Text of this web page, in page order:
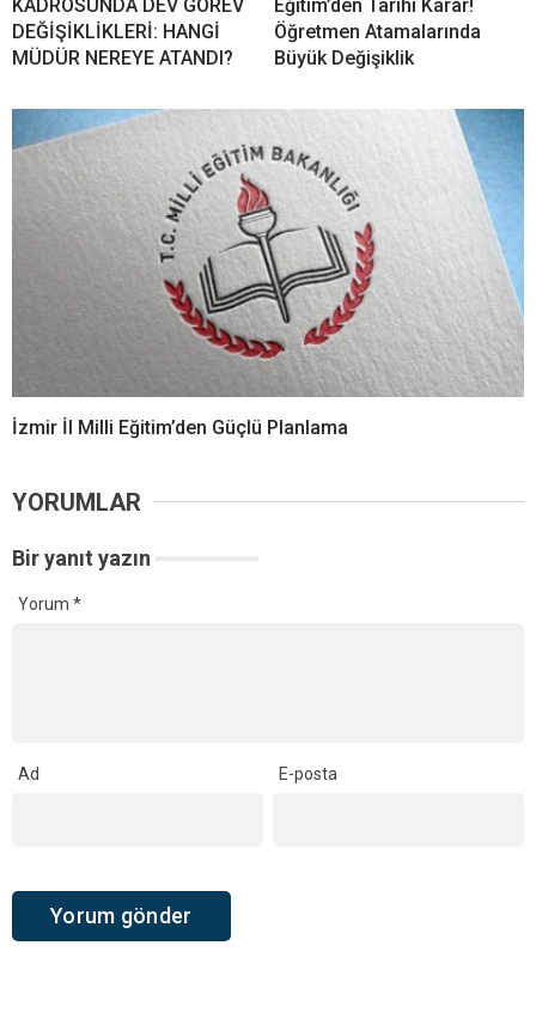
KADROSUNDA DEV GÖREV
DEĞİŞİKLİKLERİ: HANGİ
MÜDÜR NEREYE ATANDI?
Eğitim’den Tarihi Karar!
Öğretmen Atamalarında
Büyük Değişiklik
İzmir İl Milli Eğitim’den Güçlü Planlama
YORUMLAR
Bir yanıt yazın
Yorum *
Ad E-posta